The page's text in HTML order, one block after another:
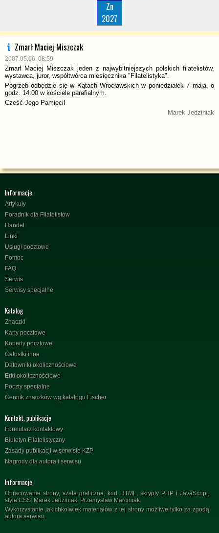
Zn
2027
Zmarł Maciej Miszczak
2007.05.06. 08:59
Zmarł Maciej Miszczak jeden z najwybitniejszych polskich filatelistów,
wystawca, juror, współtwórca miesięcznika "Filatelistyka".
Pogrzeb odbędzie się w Kątach Wrocławskich w poniedziałek 7 maja, o
godz. 14.00 w kościele parafialnym.
Cześć Jego Pamięci!
Marek Jedziniak
Informacje
Artykuły
Poradnik dla Filatelistów
Handel
Linki
Usługi pocztowe
Pomoc
FAQ
Serwis
Serwisy specjalne
Katalog
Znaczki
Karty pocztowe
Koperty pocztowe
Całostki inne
Datowniki okolicznościowe
Erki okolicznościowe
Poczty specjalne
Cennik znaczków wg katalogu Fischer
Kontakt, publikacje
Formularz kontaktowy
Biuletyn Filatelistyczny
Zasady publikacji w serwisie KZP
Nagrody dla autora i serwisu
Informacje
Opracowanie strony, szata graficzna, kod HTML, skrypty PHP i JavaScript,
style CSS: Marek Jedziniak, Przemysław Marciniak.
Wykorzystanie jakichkolwiek materiałów z tej strony możliwe tylko za zgodą
autora serwisu.